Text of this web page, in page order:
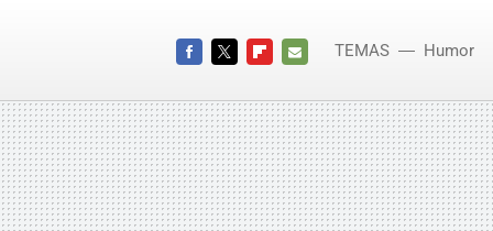
MAIL
TEMAS Humor